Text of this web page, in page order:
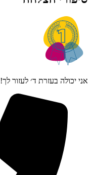
אני יכולה בעזרת ד׳ לעזור לך!